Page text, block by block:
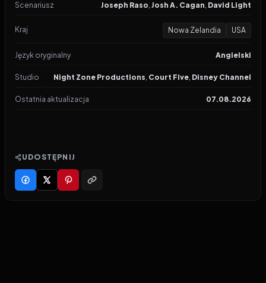
Scenariusz Joseph Raso, Josh A. Cagan, David Light
Kraj Nowa Zelandia USA
Język oryginalny Angielski
Studio Night Zone Productions, Court Five, Disney Channel
Ostatnia aktualizacja 07.08.2026
UDOSTĘPNIJ